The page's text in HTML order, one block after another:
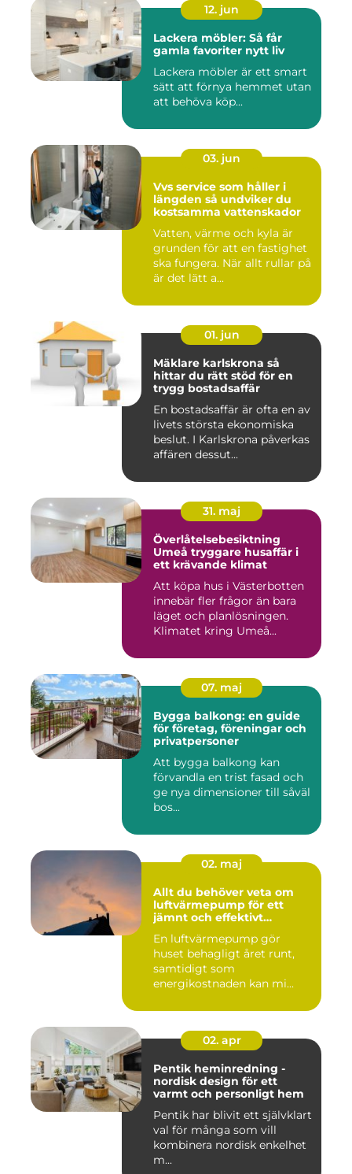
12. jun
Lackera möbler: Så får
gamla favoriter nytt liv
Lackera möbler är ett smart
sätt att förnya hemmet utan
att behöva köp...
03. jun
Vvs service som håller i
längden så undviker du
kostsamma vattenskador
Vatten, värme och kyla är
grunden för att en fastighet
ska fungera. När allt rullar på
är det lätt a...
01. jun
Mäklare karlskrona så
hittar du rätt stöd för en
trygg bostadsaffär
En bostadsaffär är ofta en av
livets största ekonomiska
beslut. I Karlskrona påverkas
affären dessut...
31. maj
Överlåtelsebesiktning
Umeå tryggare husaffär i
ett krävande klimat
Att köpa hus i Västerbotten
innebär fler frågor än bara
läget och planlösningen.
Klimatet kring Umeå...
07. maj
Bygga balkong: en guide
för företag, föreningar och
privatpersoner
Att bygga balkong kan
förvandla en trist fasad och
ge nya dimensioner till såväl
bos...
02. maj
Allt du behöver veta om
luftvärmepump för ett
jämnt och effektivt
En luftvärmepump gör
huset behagligt året runt,
samtidigt som
energikostnaden kan mi...
02. apr
Pentik heminredning -
nordisk design för ett
varmt och personligt hem
Pentik har blivit ett självklart
val för många som vill
kombinera nordisk enkelhet
m...